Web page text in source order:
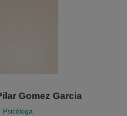
Gomez Garcia
Psicóloga